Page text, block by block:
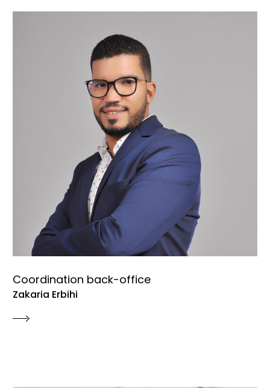
Coordination back-office
Zakaria Erbihi